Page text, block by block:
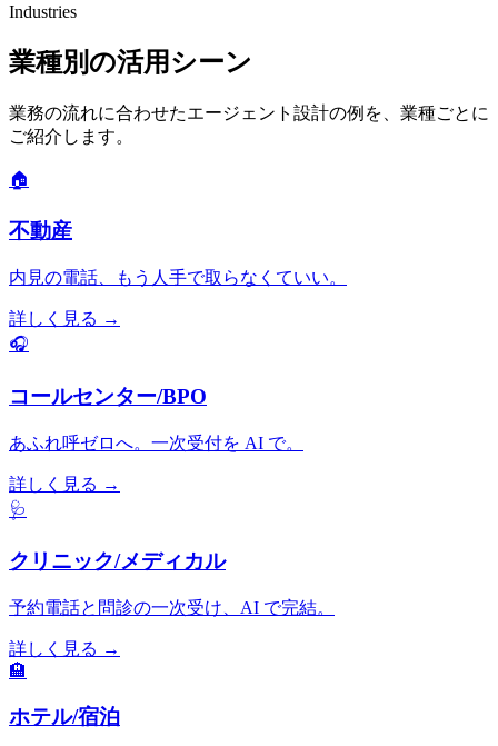
Industries
業種別の活用シーン
業務の流れに合わせたエージェント設計の例を、業種ごとに
ご紹介します。
🏠
不動産
内見の電話、もう人手で取らなくていい。
詳しく見る →
🎧
コールセンター/BPO
あふれ呼ゼロへ。一次受付を AI で。
詳しく見る →
🩺
クリニック/メディカル
予約電話と問診の一次受け、AI で完結。
詳しく見る →
🏨
ホテル/宿泊